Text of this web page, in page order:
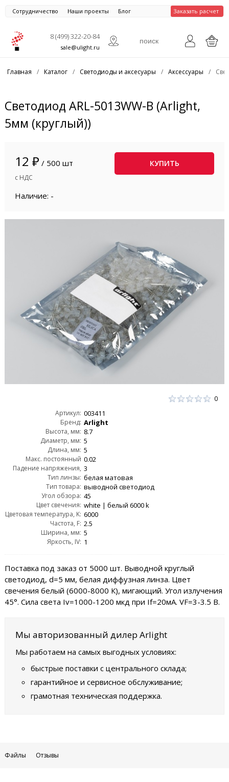
Сотрудничество Наши проекты Блог Заказать расчет
8 (499) 322-20-84
sale@ulight.ru
Главная / Каталог / Светодиоды и аксесуары / Аксессуары /
Светодиод ARL-5013WW-B (Arlight,
5мм (круглый))
12 ₽ / 500 шт
с НДС
КУПИТЬ
Наличие: -
0
Артикул: 003411
Бренд: Arlight
Высота, мм: 8.7
Диаметр, мм: 5
Длина, мм: 5
Макс. постоянный
прямой ток, IF max:
0.02
Падение напряжения,
VF:
3
Тип линзы: белая матовая
Тип товара: выводной светодиод
Угол обзора: 45
Цвет свечения: white | белый 6000 k
Цветовая температура, K: 6000
Частота, F: 2.5
Ширина, мм: 5
Яркость, IV: 1
Поставка под заказ от 5000 шт. Выводной круглый
светодиод, d=5 мм, белая диффузная линза. Цвет
свечения белый (6000-8000 К), мигающий. Угол излучения
45°. Сила света Iv=1000-1200 мкд при If=20мА. VF=3-3.5 В.
Мы авторизованный дилер Arlight
Мы работаем на самых выгодных условиях:
быстрые поставки с центрального склада;
гарантийное и сервисное обслуживание;
грамотная техническая поддержка.
Файлы Отзывы